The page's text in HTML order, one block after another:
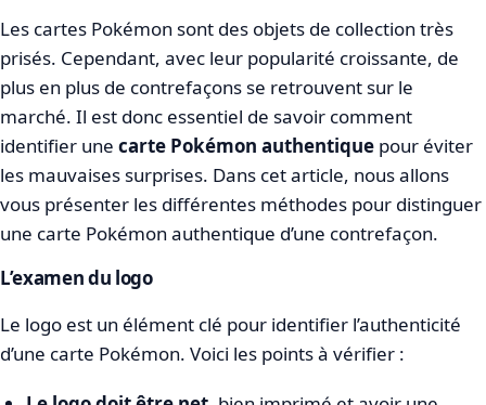
Les cartes Pokémon sont des objets de collection très
prisés. Cependant, avec leur popularité croissante, de
plus en plus de contrefaçons se retrouvent sur le
marché. Il est donc essentiel de savoir comment
identifier une carte Pokémon authentique pour éviter
les mauvaises surprises. Dans cet article, nous allons
vous présenter les différentes méthodes pour distinguer
une carte Pokémon authentique d’une contrefaçon.
L’examen du logo
Le logo est un élément clé pour identifier l’authenticité
d’une carte Pokémon. Voici les points à vérifier :